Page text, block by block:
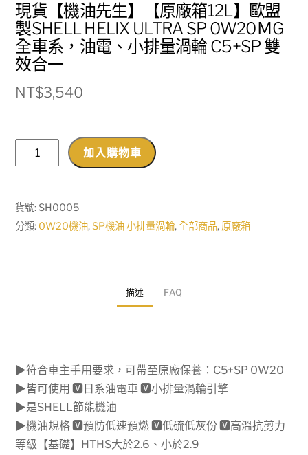
現貨【機油先生】【原廠箱12L】歐盟
製SHELL HELIX ULTRA SP 0W20ＭG
全車系，油電、小排量渦輪 C5+SP 雙
效合一
NT$3,540
貨
油
先
製
SHELL
HELIX
ULTRA
SP
加入購物車
貨號: SH0005
分類: 0W20機油,SP機油 小排量渦輪,全部商品, 原廠箱
描述 FAQ
▶符合車主手用要求，可帶至原廠保養：C5+SP 0W20
▶皆可使用 🆅日系油電車 🆅小排量渦輪引擎
▶是SHELL節能機油
▶機油規格 🆅預防低速預燃 🆅低硫低灰份 🆅高溫抗剪力
等級【基礎】HTHS大於2.6、小於2.9